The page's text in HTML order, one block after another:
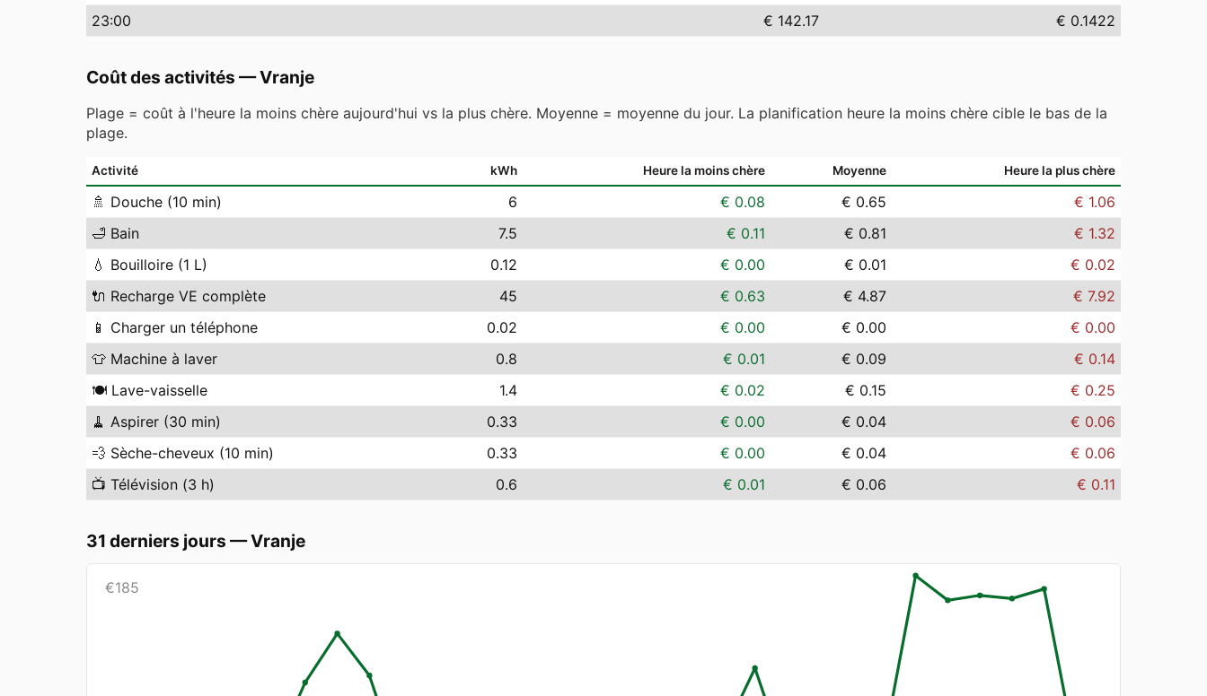
23:00 € 142.17 € 0.1422
Coût des activités —Vranje
Plage = coût à l'heure la moins chère aujourd'hui vs la plus chère. Moyenne = moyenne du jour. La planification heure la moins chère cible le bas de la
plage.
Activité kWh Heure la moins chère Moyenne Heure la plus chère
🚿 Douche (10 min) 6 € 0.08 € 0.65
€ 1.06
🛁 Bain 7.5 € 0.11 € 0.81
€ 1.32
💧 Bouilloire (1 L) 0.12 € 0.00 € 0.01
€ 0.02
🔌 Recharge VE complète 45 € 0.63 € 4.87
€ 7.92
📱 Charger un téléphone 0.02 € 0.00 € 0.00
€ 0.00
👕 Machine à laver 0.8 € 0.01 € 0.09
€ 0.14
🍽️ Lave-vaisselle 1.4 € 0.02 € 0.15
€ 0.25
🧹 Aspirer (30 min) 0.33 € 0.00 € 0.04
€ 0.06
💨 Sèche-cheveux (10 min) 0.33 € 0.00 € 0.04
€ 0.06
📺 Télévision (3 h) 0.6 € 0.01 € 0.06 € 0.11
31 derniers jours —Vranje
€185